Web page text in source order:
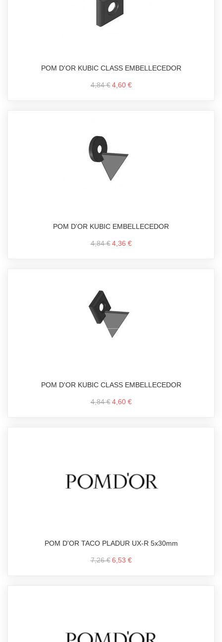
POM D'OR KUBIC CLASS EMBELLECEDOR
4,84 € 4,60 €
POM D'OR KUBIC EMBELLECEDOR
4,84 € 4,36 €
POM D'OR KUBIC CLASS EMBELLECEDOR
4,84 € 4,60 €
POM D'OR TACO PLADUR UX-R 5x30mm
7,26 € 6,53 €